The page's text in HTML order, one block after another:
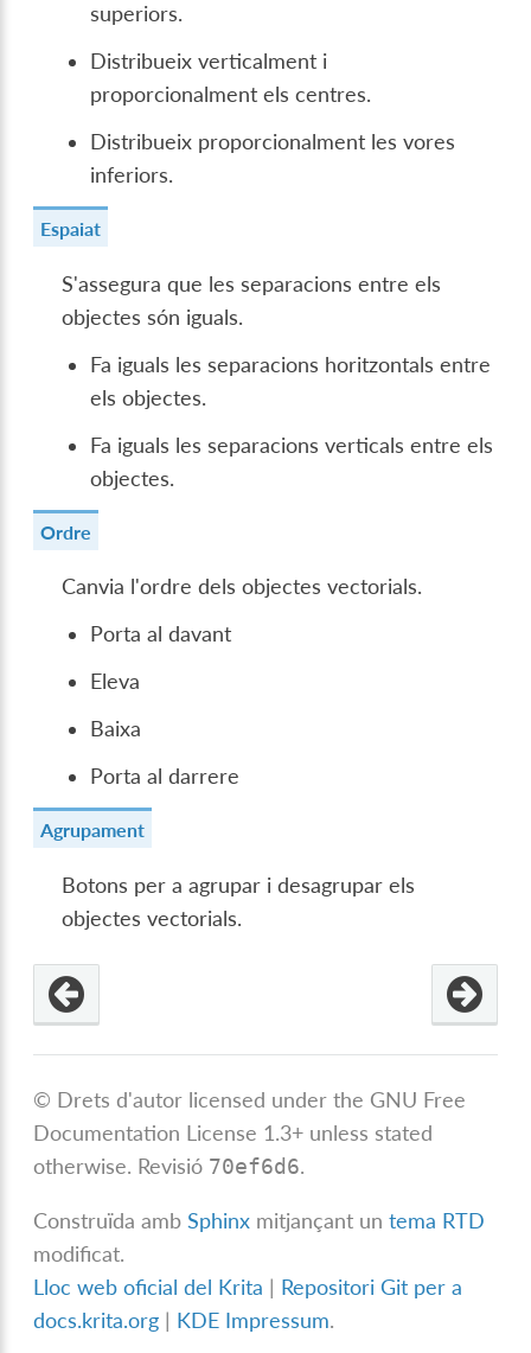
superiors.
Distribueix verticalment i
proporcionalment els centres.
Distribueix proporcionalment les vores
inferiors.
Espaiat
S'assegura que les separacions entre els
objectes són iguals.
Fa iguals les separacions horitzontals entre
els objectes.
Fa iguals les separacions verticals entre els
objectes.
Ordre
Canvia l'ordre dels objectes vectorials.
Porta al davant
Eleva
Baixa
Porta al darrere
Agrupament
Botons per a agrupar i desagrupar els
objectes vectorials.
© Drets d'autor licensed under the GNU Free
Documentation License 1.3+ unless stated
otherwise. Revisió 70ef6d6.
Construïda ambSphinx mitjançant untema RTD
modificat.
Lloc web oficial del Krita | Repositori Git per a
docs.krita.org | KDE Impressum.